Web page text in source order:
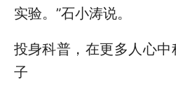
实验。”石小涛说。
投身科普，在更多人心
子